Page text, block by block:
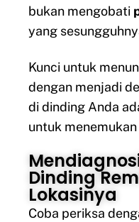
bukan mengobati
yang
Kunci untuk
dengan menjadi
di dinding Anda
untuk
Dinding
Lokasinya
Coba periksa